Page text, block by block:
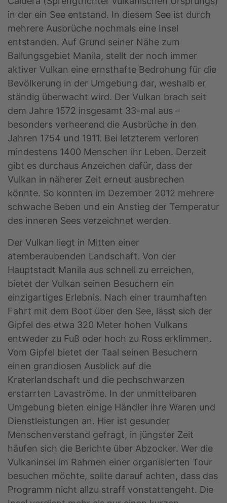
in der ein See entstand. In diesem See ist durch
mehrere Ausbrüche nochmals eine Insel
entstanden. Auf Grund seiner Nähe zum
Ballungsgebiet Manila, stellt der noch immer
aktiver Vulkan eine ernsthafte Bedrohung für die
Bevölkerung in der Umgebung dar, weshalb er
ständig überwacht wird. Der Vulkan brach seit
dem Jahre 1572 insgesamt 33-mal aus –
besonders verheerend die Ausbrüche in den
Jahren 1754 und 1911. Bei letzterem verloren
mindestens 1400 Menschen ihr Leben. Derzeit
gibt es durchaus Anzeichen dafür, dass der
Vulkan in näherer Zeit erneut ausbrechen
könnte. So konnten im Dezember 2012 mehrere
schwache Beben und ein Anstieg der Temperatur
des inneren Sees verzeichnet werden.
Der Vulkan liegt in Mitten einer
atemberaubenden Landschaft. Von der
Hauptstadt Manila aus schnell zu erreichen,
bietet der Vulkan seinen Besuchern ein
einzigartiges Erlebnis. Nach einer traumhaften
Fahrt mit dem Boot über den See, lässt sich der
Gipfel des etwa 320 Meter hohen Vulkans
entweder zu Fuß oder hoch zu Ross erklimmen.
Vom Gipfel bietet der Taal seinen Besuchern
einen grandiosen Ausblick auf die
Kraterlandschaft und die pechschwarzen
erstarrten Lavaströme. In der unmittelbaren
Umgebung bieten einige Händler ihre Waren und
Dienstleistungen an. Hier ist gesunder
Menschenverstand gefragt, in jüngster Zeit
häufen sich die Berichte über Abzocker. Wer die
Vulkaninsel im Rahmen einer organisierten Tour
besuchen möchte, sollte darauf achten, dass das
Programm nicht allzu straff vonstattengeht. Die